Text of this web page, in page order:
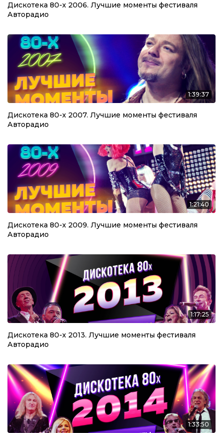
Дискотека 80-х 2006. Лучшие моменты фестиваля
Авторадио
1:39:37
Дискотека 80-х 2007. Лучшие моменты фестиваля
Авторадио
1:21:40
Дискотека 80-х 2009. Лучшие моменты фестиваля
Авторадио
1:17:25
Дискотека 80-х 2013. Лучшие моменты фестиваля
Авторадио
1:33:50